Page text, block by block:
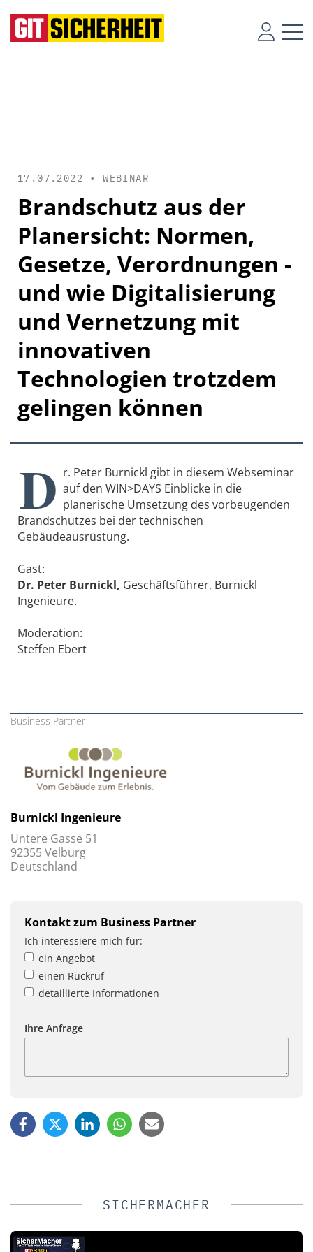
17.07.2022 •WEBINAR
Brandschutz aus der
Planersicht: Normen,
Gesetze, Verordnungen -
und wie Digitalisierung
und Vernetzung mit
innovativen
Technologien trotzdem
gelingen können
D r. Peter Burnickl gibt in diesem Webseminar
auf den WIN>DAYS Einblicke in die
planerische Umsetzung des vorbeugenden
Brandschutzes bei der technischen
Gebäudeausrüstung.
Gast:
Dr. Peter Burnickl, Geschäftsführer, Burnickl
Ingenieure.
Moderation:
Steffen Ebert
Business Partner
Burnickl Ingenieure
Untere Gasse 51
92355 Velburg
Deutschland
Kontakt zum Business Partner
Ich interessiere mich für:
ein Angebot
einen Rückruf
detaillierte Informationen
Ihre Anfrage
SICHERMACHER